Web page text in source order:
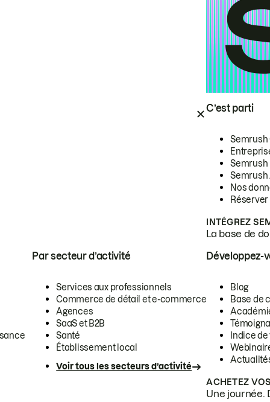
C’est parti
Semrush
Semrush
Semrush
Nos
INTÉGREZ
La base de
Par secteur d’activité
Services aux professionnels
Commerce de détail et e-commerce
Agences
SaaS et B2B
Santé
Établissement local
Voir tous les secteurs d’activité
Développez-
Blog
Base de
Indice
ACHETEZ
Une journée.